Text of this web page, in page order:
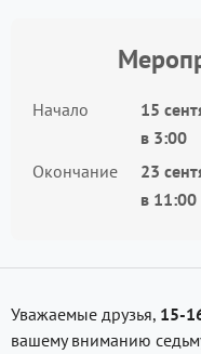
Начало
15
в 3:00
Окончание
23
в 11:00
Уважаемые друзья, 15-
вашему вниманию